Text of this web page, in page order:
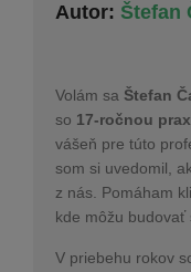
Autor: Štefan
Volám sa Štefan
so 17-ročnou
vášeň pre túto
som si uvedomil,
z nás. Pomáham
kde môžu budovať
V priebehu rokov